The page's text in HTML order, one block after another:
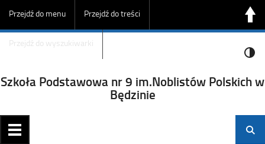
Przejdź do menu Przejdź do treści
Przejdź do wyszukiwarki
Szkoła Podstawowa nr 9 im.Noblistów Polskich w
Będzinie